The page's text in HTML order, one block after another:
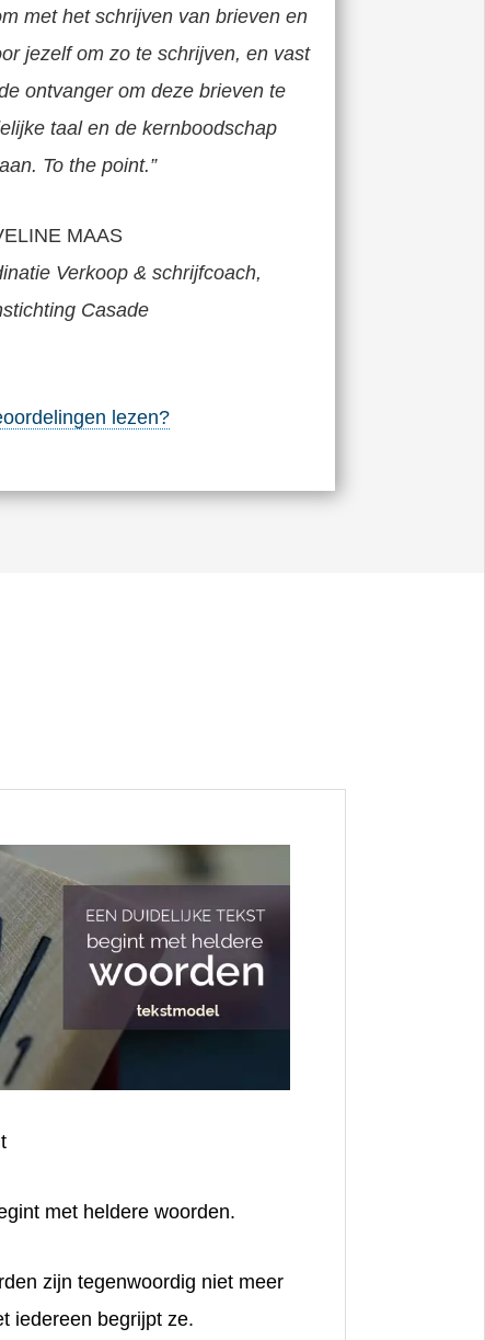
met het schrijven van brieven en
jezelf om zo te schrijven, en vast
ontvanger om deze brieven te
taal en de kernboodschap
To the point.”
MAAS
Verkoop & schrijfcoach,
Casade
lezen?
met heldere woorden.
zijn tegenwoordig niet meer
iedereen begrijpt ze.